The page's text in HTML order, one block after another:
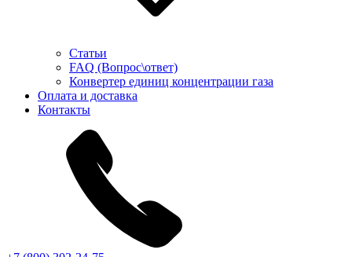
Статьи
FAQ (Вопрос\ответ)
Конвертер единиц концентрации газа
Оплата и доставка
Контакты